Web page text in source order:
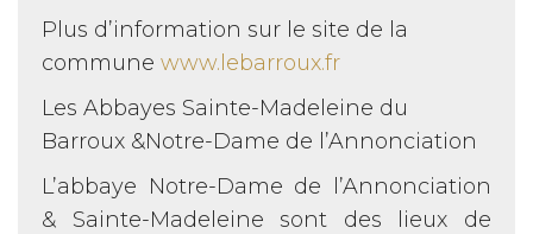
Plus d’information sur le site de la
commune www.lebarroux.fr
Les Abbayes Sainte-Madeleine du
Barroux &Notre-Dame de l’Annonciation
L’abbaye Notre-Dame de l’Annonciation
& Sainte-Madeleine sont des lieux de